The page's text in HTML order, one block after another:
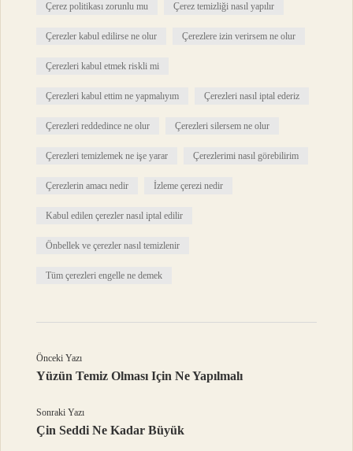
Çerez politikası zorunlu mu Çerez temizliği nasıl yapılır
Çerezler kabul edilirse ne olur Çerezlere izin verirsem ne olur
Çerezleri kabul etmek riskli mi
Çerezleri kabul ettim ne yapmalıyım Çerezleri nasıl iptal ederiz
Çerezleri reddedince ne olur Çerezleri silersem ne olur
Çerezleri temizlemek ne işe yarar Çerezlerimi nasıl görebilirim
Çerezlerin amacı nedir İzleme çerezi nedir
Kabul edilen çerezler nasıl iptal edilir
Önbellek ve çerezler nasıl temizlenir
Tüm çerezleri engelle ne demek
Önceki Yazı
Yüzün Temiz Olması Için Ne Yapılmalı
Sonraki Yazı
Çin Seddi Ne Kadar Büyük